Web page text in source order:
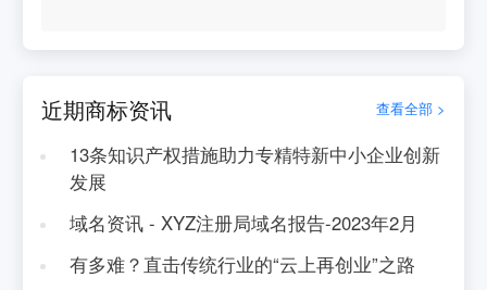
近期商标资讯 查看全部 >
13条知识产权措施助力专精特新中小企业创新
发展
域名资讯 - XYZ注册局域名报告-2023年2月
有多难？直击传统行业的“云上再创业”之路